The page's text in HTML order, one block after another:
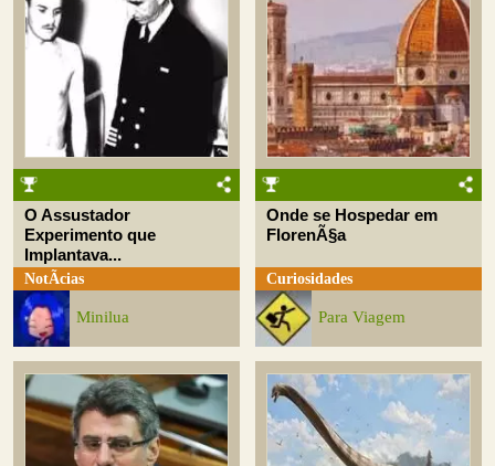
O Assustador
Experimento que
Implantava...
NotÃ­cias
Minilua
Onde se Hospedar em
FlorenÃ§a
Curiosidades
Para Viagem